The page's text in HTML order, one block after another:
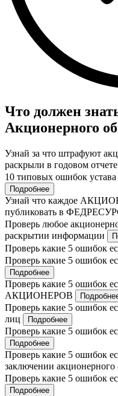
Что должен
Акционерного
Узнай за что штрафуют
раскрыли в годовом
10 типовых ошибок
Подробнее
Узнай что каждое
публиковать в
Проверь любое
раскрытии информации
Проверь какие 5 ошибок
Проверь какие 5 ошибок
Подробнее
Проверь какие 5 ошибок
АКЦИОНЕРОВ
Проверь какие 5 ошибок
лиц
Подробнее
Проверь какие 5 ошибок
Подробнее
Проверь какие 5 ошибок
заключении акционерного
Проверь какие 5 ошибок
Подробнее